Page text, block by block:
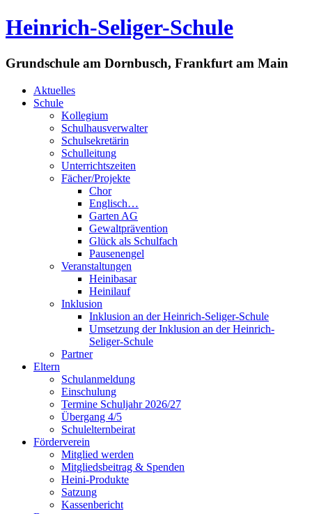
Heinrich-Seliger-Schule
Grundschule am Dornbusch, Frankfurt am Main
Aktuelles
Schule
Kollegium
Schulhausverwalter
Schulsekretärin
Schulleitung
Unterrichtszeiten
Fächer/Projekte
Chor
Englisch…
Garten AG
Gewaltprävention
Glück als Schulfach
Pausenengel
Veranstaltungen
Heinibasar
Heinilauf
Inklusion
Inklusion an der Heinrich-Seliger-Schule
Umsetzung der Inklusion an der Heinrich-
Seliger-Schule
Partner
Eltern
Schulanmeldung
Einschulung
Termine Schuljahr 2026/27
Übergang 4/5
Schulelternbeirat
Förderverein
Mitglied werden
Mitgliedsbeitrag & Spenden
Heini-Produkte
Satzung
Kassenbericht